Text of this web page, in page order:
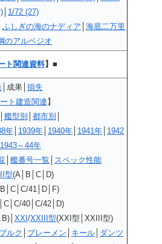
1/72 (27)
ふしぎの海のナディア 海底二万里
のアルペジオ
ト関連資料】■
│成果│ 損失
ト建造関連】
艦型別 都市別
年 1939年 1940年 1941年 1942
1943～44年
艦番号一覧
スペック性能
II型(A│B│C│D)
41│D│F)
40│C/42│D)
XXI/XXIII型(XXI型│XXIII型)
ルク ブレーメン キール ダンツ